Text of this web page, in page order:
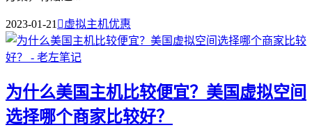
2023-01-21 虚拟主机优惠
为什么美国主机比较便宜？美国虚拟空间
选择哪个商家比较好？